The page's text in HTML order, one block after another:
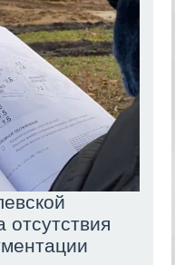
отсутствия